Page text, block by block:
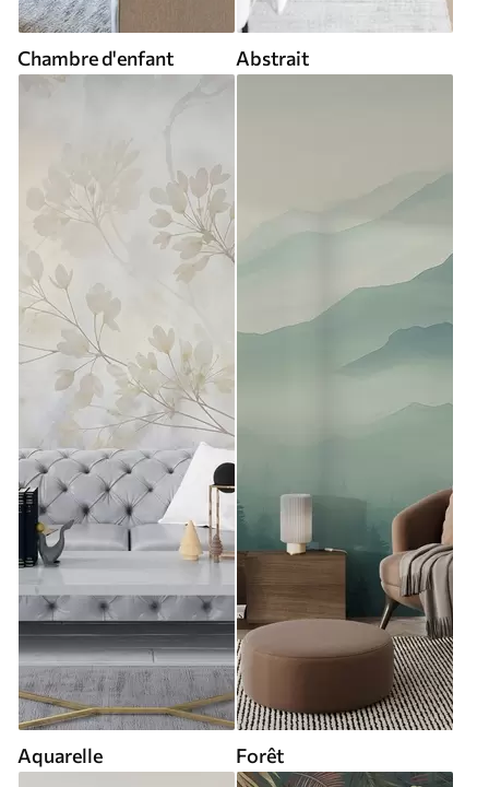
Chambre d'enfant Abstrait
Aquarelle Forêt